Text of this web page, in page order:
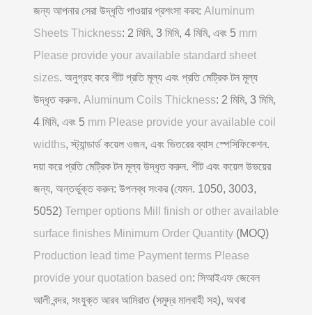
জন্য আপনার সেরা উদ্ধৃতি পাওয়ার প্রশংসা করব: Aluminum
Sheets Thickness: 2 মিমি, 3 মিমি, 4 মিমি, এবং 5 mm
Please provide your available standard sheet
sizes. অনুগ্রহ করে শীট প্রতি মূল্য এবং প্রতি মেট্রিক টন মূল্য
উদ্ধৃত করুন৷. Aluminum Coils Thickness: 2 মিমি, 3 মিমি,
4 মিমি, এবং 5 mm Please provide your available coil
widths, স্ট্যান্ডার্ড কয়েল ওজন, এবং ভিতরের ব্যাস স্পেসিফিকেশন.
দয়া করে প্রতি মেট্রিক টন মূল্য উদ্ধৃত করুন. শীট এবং কয়েল উভয়ের
জন্য, অন্তর্ভুক্ত করুন: উপলব্ধ সংকর (যেমন. 1050, 3003,
5052) Temper options Mill finish or other available
surface finishes Minimum Order Quantity (MOQ)
Production lead time Payment terms Please
provide your quotation based on: সিআইএফ জেবেল
আলী বন্দর, সংযুক্ত আরব আমিরাত (সমুদ্র মালবাহী সহ), অথবা